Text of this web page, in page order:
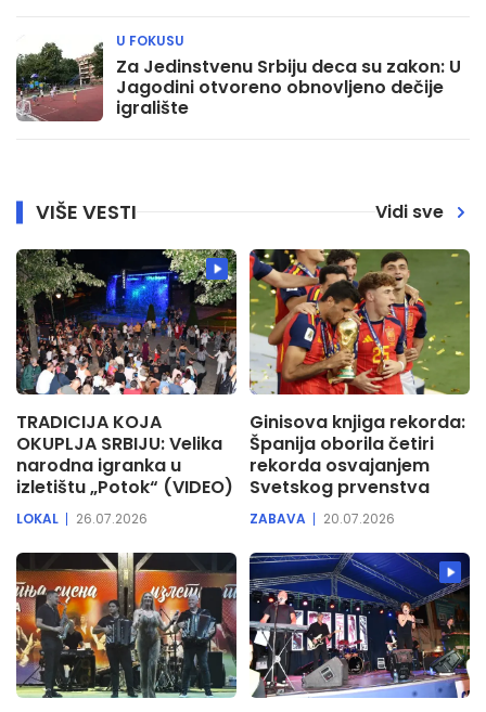
Za Jedinstvenu Srbiju deca su zakon: U
Jagodini otvoreno obnovljeno dečije
igralište
U FOKUSU
VIŠE VESTI Vidi sve
TRADICIJA KOJA
OKUPLJA SRBIJU: Velika
narodna igranka u
izletištu „Potok“ (VIDEO)
LOKAL 26.07.2026
Ginisova knjiga rekorda:
Španija oborila četiri
rekorda osvajanjem
Svetskog prvenstva
ZABAVA 20.07.2026